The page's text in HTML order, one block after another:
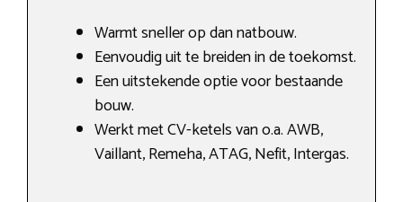
Warmt sneller op dan natbouw.
Eenvoudig uit te breiden in de toekomst.
Een uitstekende optie voor bestaande
bouw.
Werkt met CV-ketels van o.a. AWB,
Vaillant, Remeha, ATAG, Nefit, Intergas.